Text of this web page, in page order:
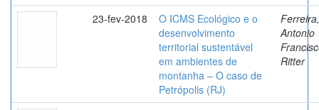
23-fev-2018
O ICMS Ecológico e o
desenvolvimento
territorial sustentável
em ambientes de
montanha – O caso de
Petrópolis (RJ)
Ferreira,
Antonio
Ritter